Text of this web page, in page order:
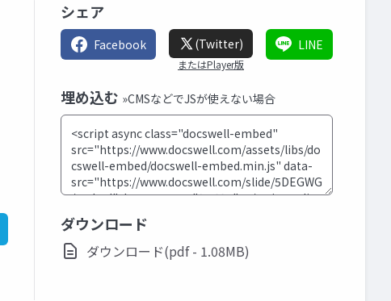
シェア
Facebook (Twitter)
またはPlayer版
LINE
埋め込む »CMSなどでJSが使えない場合
ダウンロード
ダウンロード(pdf - 1.08MB)